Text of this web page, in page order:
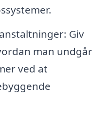
Giv
man undgår
ved at